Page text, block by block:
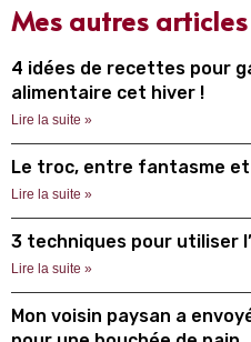
Mes autres articles
4 idées de recettes pour
alimentaire cet hiver !
Lire la suite »
Le troc, entre fantasme
Lire la suite »
3 techniques pour utiliser
Lire la suite »
Mon voisin paysan a